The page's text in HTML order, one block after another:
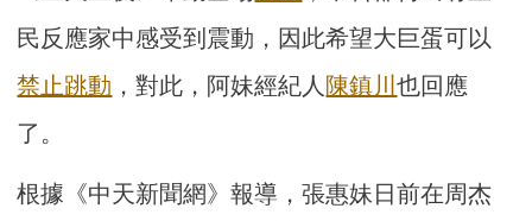
民反應家中感受到震動，因此希望大巨蛋可以
禁止跳動 ，對此，阿妹經紀人 陳鎮川也回應
了。
根據《中天新聞網》報導，張惠妹日前在周杰